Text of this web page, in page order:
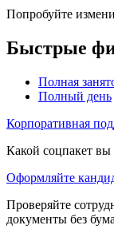
Попробуйте
Быстрые
Полная
Полный день
Корпоративная
Какой соцпакет вы
Оформляйте
Проверяйте
документы без